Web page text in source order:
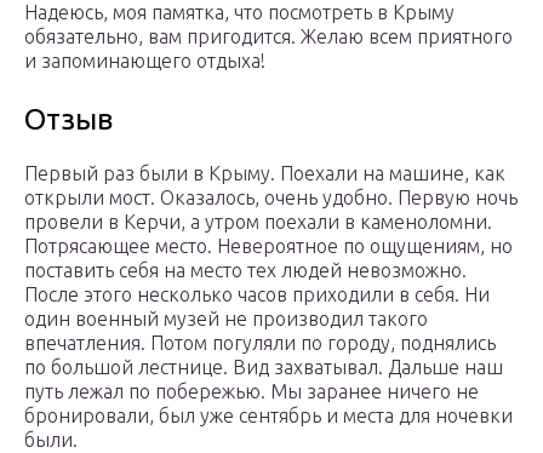
Надеюсь, моя памятка, что посмотреть в Крыму
обязательно, вам пригодится. Желаю всем приятного
и запоминающего отдыха!
Отзыв
Первый раз были в Крыму. Поехали на машине, как
открыли мост. Оказалось, очень удобно. Первую ночь
провели в Керчи, а утром поехали в каменоломни.
Потрясающее место. Невероятное по ощущениям, но
поставить себя на место тех людей невозможно.
После этого несколько часов приходили в себя. Ни
один военный музей не производил такого
впечатления. Потом погуляли по городу, поднялись
по большой лестнице. Вид захватывал. Дальше наш
путь лежал по побережью. Мы заранее ничего не
бронировали, был уже сентябрь и места для ночевки
были.